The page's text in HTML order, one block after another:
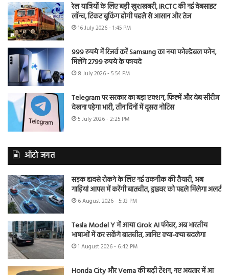
रेल यात्रियों के लिए बड़ी खुशखबरी, IRCTC की नई वेबसाइट
लॉन्च, टिकट बुकिंग होगी पहले से आसान और तेज
16 July 2026 - 1:45 PM
999 रुपये में रिजर्व करें Samsung का नया फोल्डेबल फोन,
मिलेंगे 2799 रुपये के फायदे
8 July 2026 - 5:54 PM
Telegram पर सरकार का बड़ा एक्शन, फिल्में और वेब सीरीज
देखना पड़ेगा भारी, तीन दिनों में दूसरा नोटिस
5 July 2026 - 2:25 PM
ऑटो जगत
सड़क हादसे रोकने के लिए नई तकनीक की तैयारी, अब
गाड़ियां आपस में करेंगी बातचीत, ड्राइवर को पहले मिलेगा अलर्ट
6 August 2026 - 5:33 PM
Tesla Model Y में आया Grok AI फीचर, अब भारतीय
भाषाओं में कर सकेंगे बातचीत, जानिए क्या-क्या बदलेगा
1 August 2026 - 6:42 PM
Honda City और Verna की बढ़ी टेंशन, नए अवतार में आ